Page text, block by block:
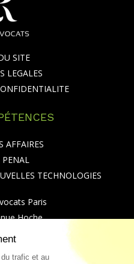
SITE
LEGALES
AFFAIRES
TECHNOLOGIES
Paris
Hoche